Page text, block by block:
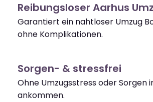
Reibungsloser Aarhus
Garantiert ein nahtloser Umzug
ohne Komplikationen.
Sorgen- & stressfrei
Ohne Umzugsstress oder Sorgen
ankommen.